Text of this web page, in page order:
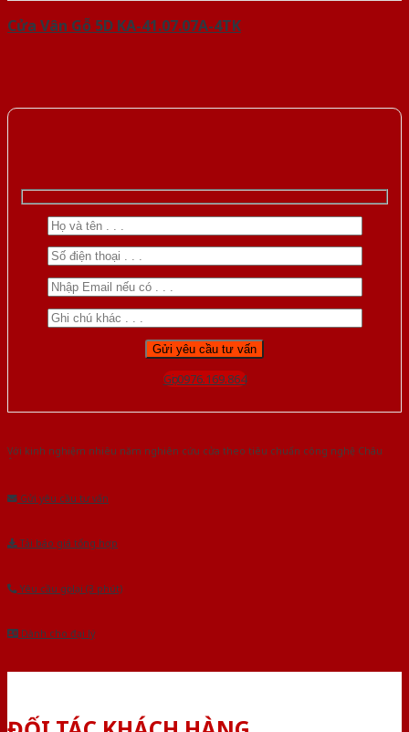
Cửa Vân Gỗ 5D KA-41.07.07A-4TK
Gọi 0976.169.864
Với kinh nghiệm nhiêu năm nghiên cứu cửa theo tiêu chuẩn công nghệ Châu
Gửi yêu cầu tư vấn
Tải báo giá tổng hợp
Yêu cầu gọi lại (3 phút)
Dành cho đại lý